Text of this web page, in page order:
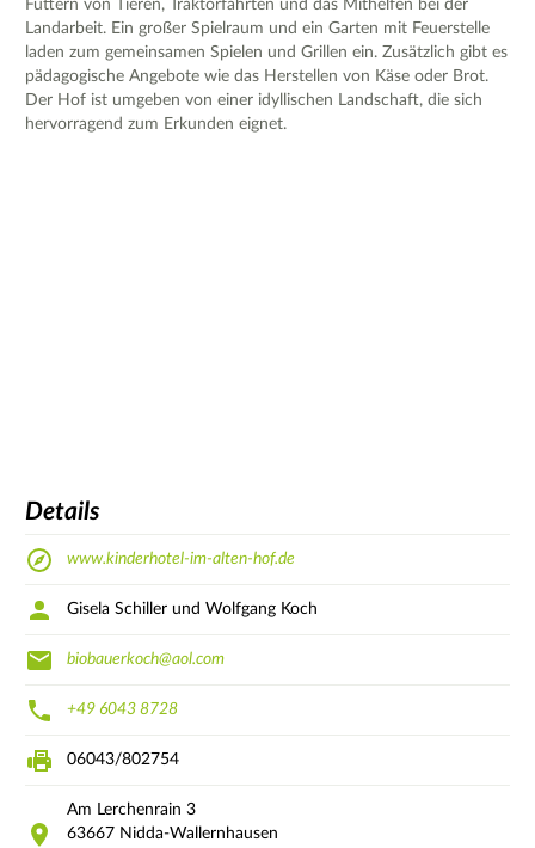
Füttern von Tieren, Traktorfahrten und das Mithelfen bei der
Landarbeit. Ein großer Spielraum und ein Garten mit Feuerstelle
laden zum gemeinsamen Spielen und Grillen ein. Zusätzlich gibt es
pädagogische Angebote wie das Herstellen von Käse oder Brot.
Der Hof ist umgeben von einer idyllischen Landschaft, die sich
hervorragend zum Erkunden eignet.
Details
www.kinderhotel-im-alten-hof.de
Gisela Schiller und Wolfgang Koch
biobauerkoch@aol.com
+49 6043 8728
06043/802754
Am Lerchenrain 3
63667 Nidda-Wallernhausen